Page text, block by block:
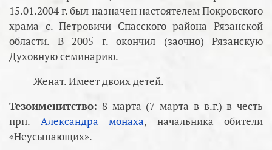
15.01.2004 г. был назначен настоятелем Покровского
храма с. Петровичи Спасского района Рязанской
области. В 2005 г. окончил (заочно) Рязанскую
Духовную семинарию.
Женат. Имеет двоих детей.
Тезоименитство: 8 марта (7 марта в в.г.) в честь
прп. Александра монаха, начальника обители
«Неусыпающих».